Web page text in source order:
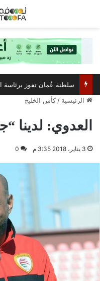
الرئيسية / كأس الخليج
العدوي: لدينا
3 يناير، 2018 3:35 م 0